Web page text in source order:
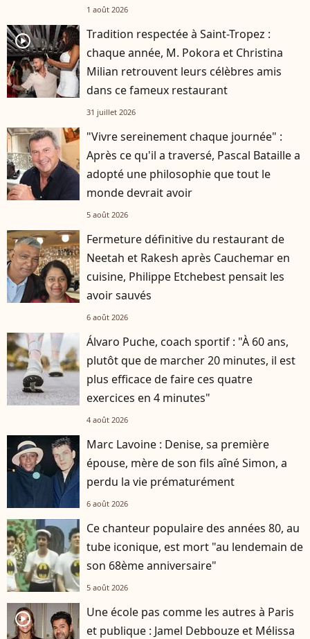
1 août 2026
player2
Tradition respectée à Saint-Tropez :
chaque année, M. Pokora et Christina
Milian retrouvent leurs célèbres amis
dans ce fameux restaurant
31 juillet 2026
"Vivre sereinement chaque journée" :
Après ce qu'il a traversé, Pascal Bataille a
adopté une philosophie que tout le
monde devrait avoir
5 août 2026
Fermeture définitive du restaurant de
Neetah et Rakesh après Cauchemar en
cuisine, Philippe Etchebest pensait les
avoir sauvés
6 août 2026
Álvaro Puche, coach sportif : "À 60 ans,
plutôt que de marcher 20 minutes, il est
plus efficace de faire ces quatre
exercices en 4 minutes"
4 août 2026
Marc Lavoine : Denise, sa première
épouse, mère de son fils aîné Simon, a
perdu la vie prématurément
6 août 2026
Ce chanteur populaire des années 80, au
tube iconique, est mort "au lendemain de
son 68ème anniversaire"
5 août 2026
player2
Une école pas comme les autres à Paris
et publique : Jamel Debbouze et Mélissa